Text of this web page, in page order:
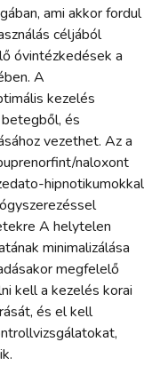
ami akkor fordul
céljából
óvintézkedések a
A
kezelés
és
vezethet. Az a
naloxont
hipnotikumokkal
A helytelen
minimalizálása
megfelelő
kell a kezelés korai
és el kell